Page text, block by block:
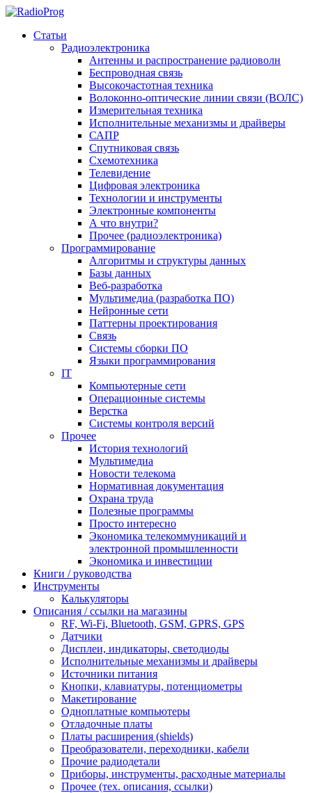
Статьи
Радиоэлектроника
Антенны и распространение радиоволн
Беспроводная связь
Высокочастотная техника
Волоконно-оптические линии связи (ВОЛС)
Измерительная техника
Исполнительные механизмы и драйверы
САПР
Спутниковая связь
Схемотехника
Телевидение
Цифровая электроника
Технологии и инструменты
Электронные компоненты
А что внутри?
Прочее (радиоэлектроника)
Программирование
Алгоритмы и структуры данных
Базы данных
Веб-разработка
Мультимедиа (разработка ПО)
Нейронные сети
Паттерны проектирования
Связь
Системы сборки ПО
Языки программирования
IT
Компьютерные сети
Операционные системы
Верстка
Системы контроля версий
Прочее
История технологий
Мультимедиа
Новости телекома
Нормативная документация
Охрана труда
Полезные программы
Просто интересно
Экономика телекоммуникаций и
электронной промышленности
Экономика и инвестиции
Книги / руководства
Инструменты
Калькуляторы
Описания / ссылки на магазины
RF, Wi-Fi, Bluetooth, GSM, GPRS, GPS
Датчики
Дисплеи, индикаторы, светодиоды
Исполнительные механизмы и драйверы
Источники питания
Кнопки, клавиатуры, потенциометры
Макетирование
Одноплатные компьютеры
Отладочные платы
Платы расширения (shields)
Преобразователи, переходники, кабели
Прочие радиодетали
Приборы, инструменты, расходные материалы
Прочее (тех. описания, ссылки)